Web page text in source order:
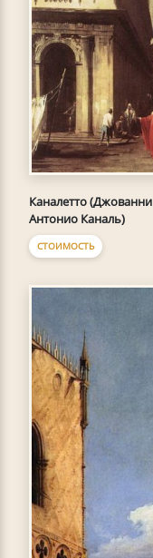
Каналетто (Джованни
Антонио Каналь)
СТОИМОСТЬ